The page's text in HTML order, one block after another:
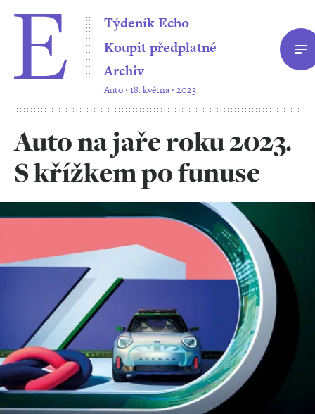
Týdeník Echo
Koupit předplatné
Archiv
Auto ‧ 18. května ‧ 2023
Auto na jaře roku 2023.
S křížkem po funuse